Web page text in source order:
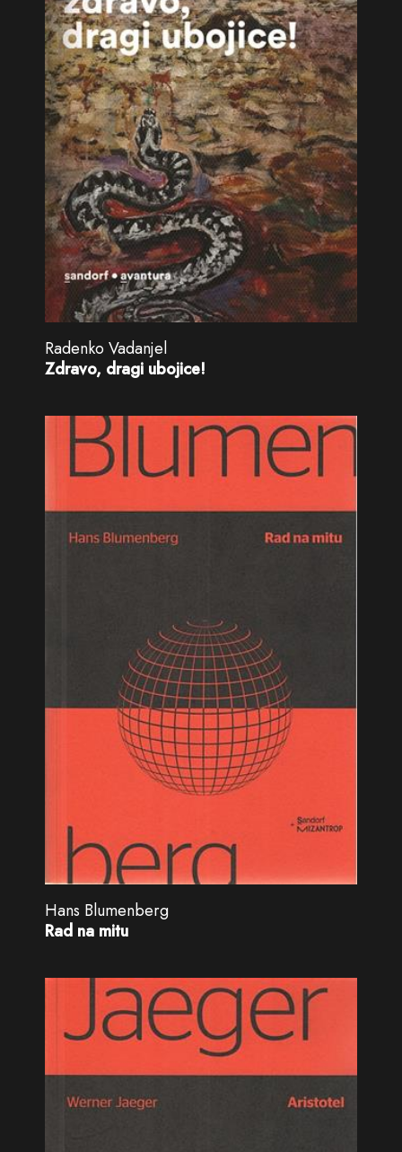
Radenko Vadanjel
Zdravo, dragi ubojice!
Hans Blumenberg
Rad na mitu